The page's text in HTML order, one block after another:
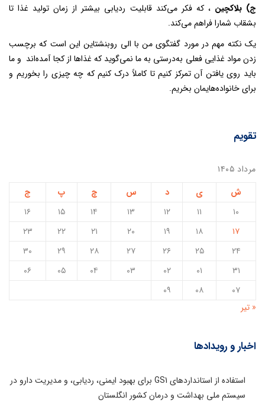
ج) بلاکچین ، که فکر می‌کند قابلیت ردیابی بیشتر از زمان تولید غذا تا
بشقاب شمارا فراهم می‌کند.
یک نکته مهم در مورد گفتگوی من با الی روبنشتاین این است که برچسب
زدن مواد غذایی فعلی به‌درستی به ما نمی‌گوید که غذاها از کجا آمده‌اند و ما
باید روی یافتن آن تمرکز کنیم تا کاملاً درک کنیم که چه چیزی را بخوریم و
برای خانواده‌هایمان بخریم.
تقویم
مرداد ۱۴۰۵
ش
ی د س چ پ
ج
۱۰
۱۱ ۱۲ ۱۳ ۱۴ ۱۵
۱۶
۱۷
۱۸ ۱۹ ۲۰ ۲۱ ۲۲
۲۳
۲۴
۲۵ ۲۶ ۲۷ ۲۸ ۲۹
۳۰
۳۱
۰۱ ۰۲ ۰۳ ۰۴ ۰۵
۰۶
۰۷
۰۸
۰۹
« تیر
اخبار و رویدادها
استفاده از استانداردهای GS1 برای بهبود ایمنی، ردیابی، و مدیریت دارو در
سیستم ملی بهداشت و درمان کشور انگلستان